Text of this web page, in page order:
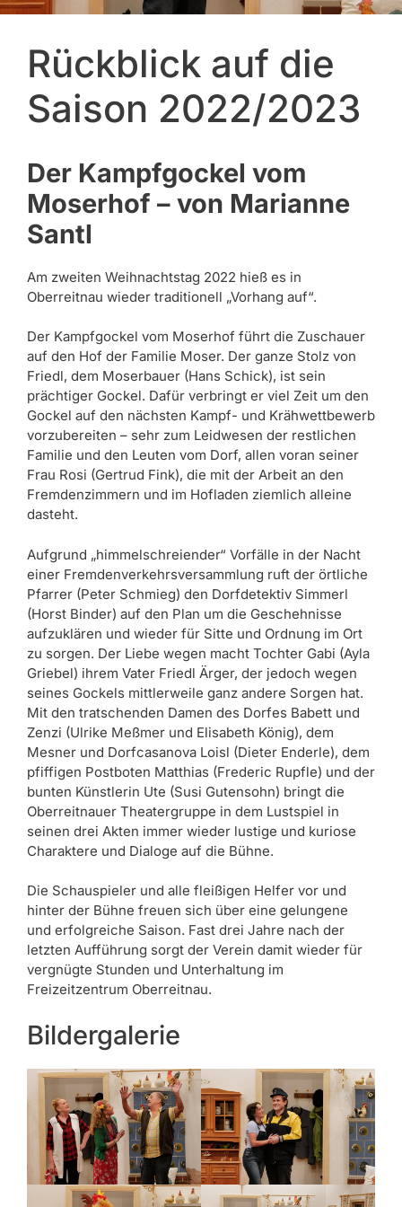
Rückblick auf die
Saison 2022/2023
Der Kampfgockel vom
Moserhof – von Marianne
Santl
Am zweiten Weihnachtstag 2022 hieß es in
Oberreitnau wieder traditionell „Vorhang auf“.
Der Kampfgockel vom Moserhof führt die Zuschauer
auf den Hof der Familie Moser. Der ganze Stolz von
Friedl, dem Moserbauer (Hans Schick), ist sein
prächtiger Gockel. Dafür verbringt er viel Zeit um den
Gockel auf den nächsten Kampf- und Krähwettbewerb
vorzubereiten – sehr zum Leidwesen der restlichen
Familie und den Leuten vom Dorf, allen voran seiner
Frau Rosi (Gertrud Fink), die mit der Arbeit an den
Fremdenzimmern und im Hofladen ziemlich alleine
dasteht.
Aufgrund „himmelschreiender“ Vorfälle in der Nacht
einer Fremdenverkehrsversammlung ruft der örtliche
Pfarrer (Peter Schmieg) den Dorfdetektiv Simmerl
(Horst Binder) auf den Plan um die Geschehnisse
aufzuklären und wieder für Sitte und Ordnung im Ort
zu sorgen. Der Liebe wegen macht Tochter Gabi (Ayla
Griebel) ihrem Vater Friedl Ärger, der jedoch wegen
seines Gockels mittlerweile ganz andere Sorgen hat.
Mit den tratschenden Damen des Dorfes Babett und
Zenzi (Ulrike Meßmer und Elisabeth König), dem
Mesner und Dorfcasanova Loisl (Dieter Enderle), dem
pfiffigen Postboten Matthias (Frederic Rupfle) und der
bunten Künstlerin Ute (Susi Gutensohn) bringt die
Oberreitnauer Theatergruppe in dem Lustspiel in
seinen drei Akten immer wieder lustige und kuriose
Charaktere und Dialoge auf die Bühne.
Die Schauspieler und alle fleißigen Helfer vor und
hinter der Bühne freuen sich über eine gelungene
und erfolgreiche Saison. Fast drei Jahre nach der
letzten Aufführung sorgt der Verein damit wieder für
vergnügte Stunden und Unterhaltung im
Freizeitzentrum Oberreitnau.
Bildergalerie